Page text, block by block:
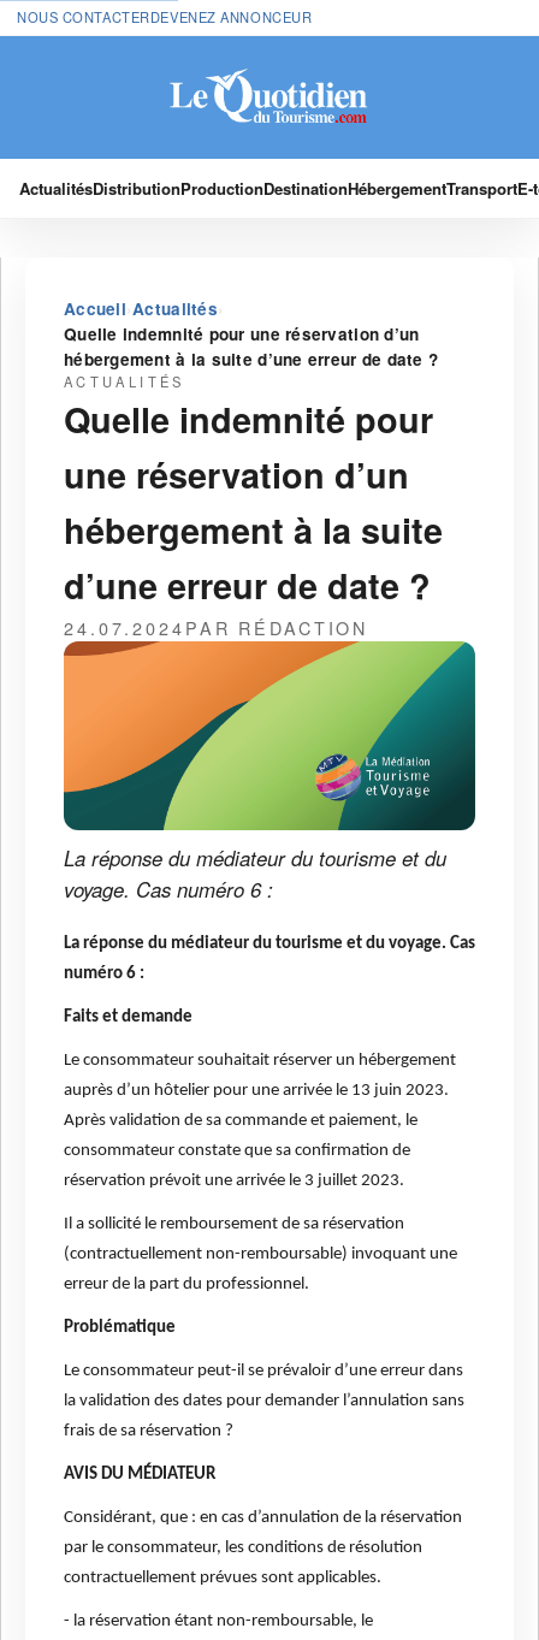
NOUS CONTACTERDEVENEZ ANNONCEUR
ActualitésDistributionProductionDestinationHébergementTransport
Accueil›Actualités›
Quelle indemnité pour une réservation d’un
hébergement à la suite d’une erreur de date ?
ACTUALITÉS
Quelle indemnité pour
une réservation d’un
hébergement à la suite
d’une erreur de date ?
24.07.2024PAR RÉDACTION
La réponse du médiateur du tourisme et du
voyage. Cas numéro 6 :
La réponse du médiateur du tourisme et du voyage. Cas
numéro 6 :
Faits et demande
Le consommateur souhaitait réserver un hébergement
auprès d’un hôtelier pour une arrivée le 13 juin 2023.
Après validation de sa commande et paiement, le
consommateur constate que sa confirmation de
réservation prévoit une arrivée le 3 juillet 2023.
Il a sollicité le remboursement de sa réservation
(contractuellement non-remboursable) invoquant une
erreur de la part du professionnel.
Problématique
Le consommateur peut-il se prévaloir d’une erreur dans
la validation des dates pour demander l’annulation sans
frais de sa réservation ?
AVIS DU MÉDIATEUR
Considérant, que : en cas d’annulation de la réservation
par le consommateur, les conditions de résolution
contractuellement prévues sont applicables.
- la réservation étant non-remboursable, le